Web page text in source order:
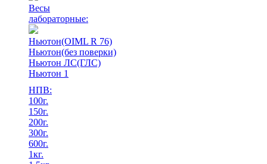
Весы
лабораторные:
Ньютон(OIML R 76)
Ньютон(без поверки)
Ньютон ЛС(ГЛС)
Ньютон 1
НПВ:
100г.
150г.
200г.
300г.
600г.
1кг.